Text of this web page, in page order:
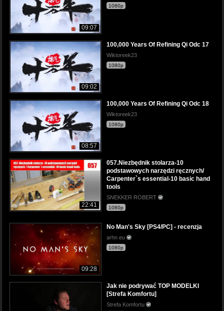
09:07
1080p
09:02
100,000 Years Of Refining Qi Odc 17
Wiktoreek23
1080p
08:57
100,000 Years Of Refining Qi Odc 18
Wiktoreek23
1080p
22:41
057.Niezbędnik stolarza-10
podstawowych narzędzi ręcznych/
Carpenter`s essential-10 basic hand
tools
SNEKKER ROBERT
1080p
09:28
No Man's Sky [PS4/PC] - recenzja
arhn eu
1080p
Jak nie podrywać TOP MODELKI
[Strefa Komfortu]
Strefa Komfortu